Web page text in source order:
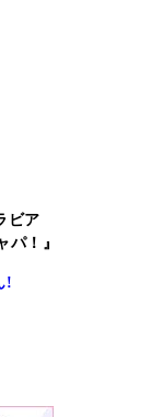
ビア
パ！』
!